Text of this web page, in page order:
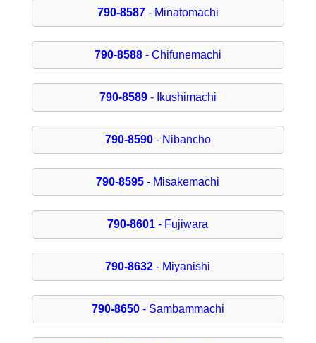
790-8587- Minatomachi
790-8588- Chifunemachi
790-8589- Ikushimachi
790-8590- Nibancho
790-8595 - Misakemachi
790-8601 - Fujiwara
790-8632 - Miyanishi
790-8650- Sambammachi